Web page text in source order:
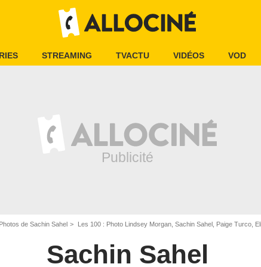
STREAMING TVACTU VIDÉOS VOD
Photos de Sachin Sahel Les 100 : Photo Lindsey Morgan, Sachin Sahel, Paige Turco,
Sachin Sahel